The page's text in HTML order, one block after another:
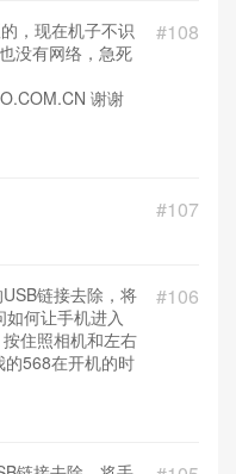
#108
，现在机子不识
没有网络，急死
谢谢
#107
#106
链接去除，将
如何让手机进入
住照相机和左右
568在开机的时